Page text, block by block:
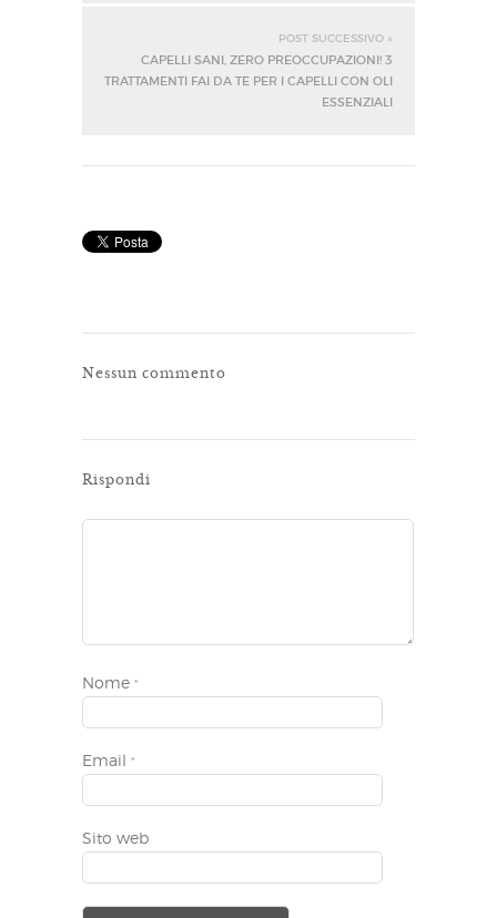
POST SUCCESSIVO »
CAPELLI SANI, ZERO PREOCCUPAZIONI! 3
TRATTAMENTI FAI DA TE PER I CAPELLI CON OLI
ESSENZIALI
Nessun commento
Rispondi
Nome *
Email *
Sito web